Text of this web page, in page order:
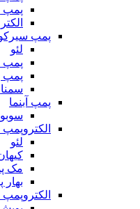
پمپ
پمپ
لئو
پمپ
پمپ
پمپ آبنما
سوبو
لئو
مک